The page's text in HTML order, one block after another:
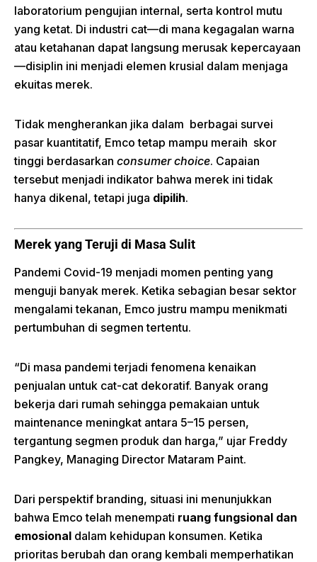
laboratorium pengujian internal, serta kontrol mutu
yang ketat. Di industri cat—di mana kegagalan warna
atau ketahanan dapat langsung merusak kepercayaan
—disiplin ini menjadi elemen krusial dalam menjaga
ekuitas merek.
Tidak mengherankan jika dalam berbagai survei
pasar kuantitatif, Emco tetap mampu meraih skor
tinggi berdasarkan consumer choice. Capaian
tersebut menjadi indikator bahwa merek ini tidak
hanya dikenal, tetapi juga dipilih.
Merek yang Teruji di Masa Sulit
Pandemi Covid-19 menjadi momen penting yang
menguji banyak merek. Ketika sebagian besar sektor
mengalami tekanan, Emco justru mampu menikmati
pertumbuhan di segmen tertentu.
“Di masa pandemi terjadi fenomena kenaikan
penjualan untuk cat-cat dekoratif. Banyak orang
bekerja dari rumah sehingga pemakaian untuk
maintenance meningkat antara 5–15 persen,
tergantung segmen produk dan harga,” ujar Freddy
Pangkey, Managing Director Mataram Paint.
Dari perspektif branding, situasi ini menunjukkan
bahwa Emco telah menempati ruang fungsional dan
emosional dalam kehidupan konsumen. Ketika
prioritas berubah dan orang kembali memperhatikan